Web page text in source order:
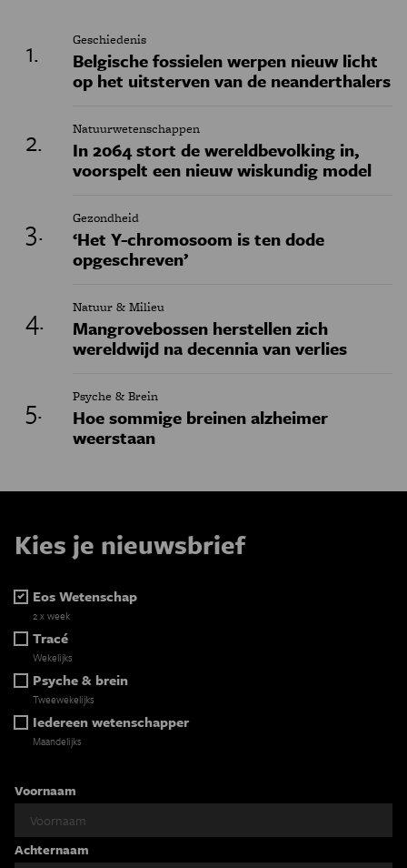
Geschiedenis
Belgische fossielen werpen nieuw licht
op het uitsterven van de neanderthalers
Natuurwetenschappen
In 2064 stort de wereldbevolking in,
voorspelt een nieuw wiskundig model
Gezondheid
‘Het Y-chromosoom is ten dode
opgeschreven’
Natuur & Milieu
Mangrovebossen herstellen zich
wereldwijd na decennia van verlies
Psyche & Brein
Hoe sommige breinen alzheimer
weerstaan
Kies je nieuwsbrief
Eos Wetenschap
2 x week
Tracé
Wekelijks
Psyche & brein
Tweewekelijks
Iedereen wetenschapper
Maandelijks
Voornaam
Achternaam